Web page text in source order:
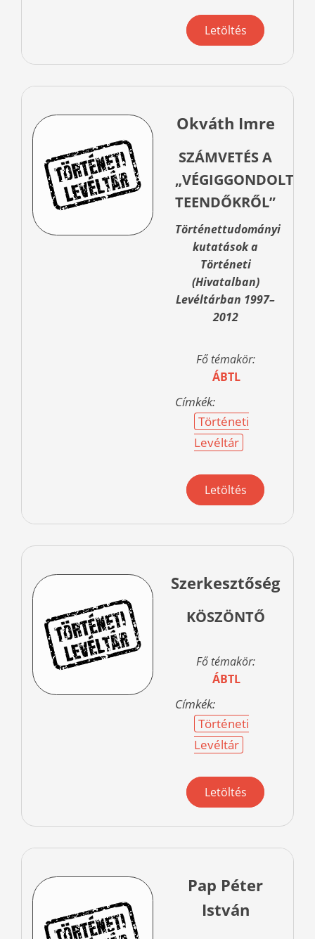
Letöltés
Okváth Imre
SZÁMVETÉS A
„VÉGIGGONDOLT
TEENDŐKRŐL”
Történettudományi
kutatások a
Történeti
(Hivatalban)
Levéltárban 1997–
2012
Fő témakör:
ÁBTL
Címkék:
Történeti
Levéltár
Letöltés
Szerkesztőség
KÖSZÖNTŐ
Fő témakör:
ÁBTL
Címkék:
Történeti
Levéltár
Letöltés
Pap Péter
István